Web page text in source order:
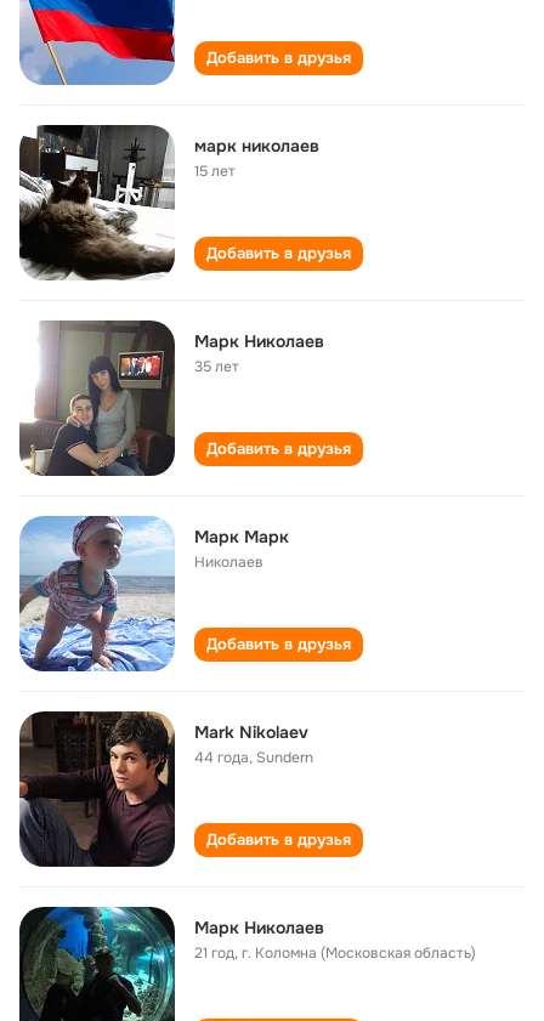
Добавить в друзья
марк николаев
15 лет
Добавить в друзья
Марк Николаев
35 лет
Добавить в друзья
Марк Марк
Николаев
Добавить в друзья
Mark Nikolaev
44 года, Sundern
Добавить в друзья
Марк Николаев
21 год,г. Коломна (Московская область)